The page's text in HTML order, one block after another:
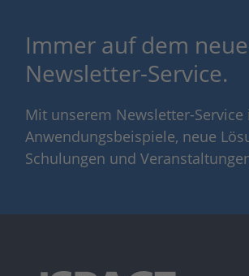
Immer auf dem
Newsletter-Service.
Mit unserem Newsletter-
Anwendungsbeispiele, neue
Schulungen und